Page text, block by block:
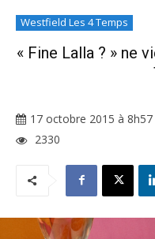
Westfield Les 4 Temps
« Fine Lalla ? » ne
17 octobre 2015 à 8h57
2330